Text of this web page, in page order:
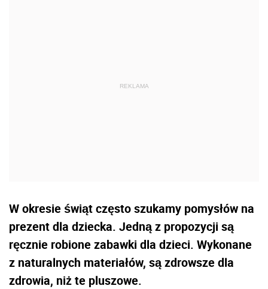
W okresie świąt często szukamy pomysłów na
prezent dla dziecka. Jedną z propozycji są
ręcznie robione zabawki dla dzieci. Wykonane
z naturalnych materiałów, są zdrowsze dla
zdrowia, niż te pluszowe.